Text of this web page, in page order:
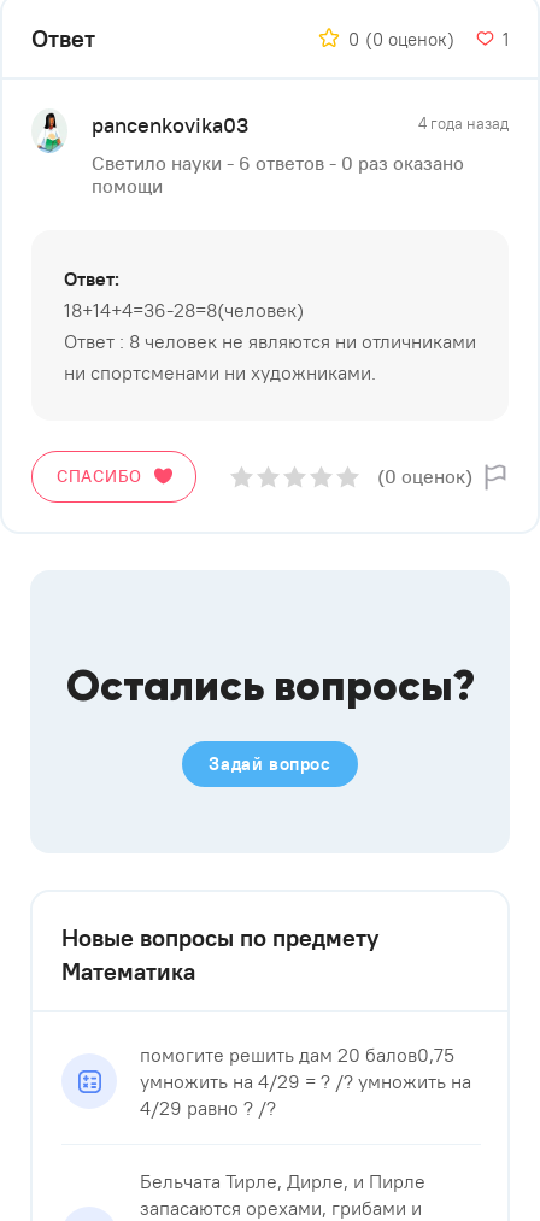
Ответ 0 (0 оценок) 1
pancenkovika03 4 года назад
Светило науки - 6 ответов - 0 раз оказано
помощи
Ответ:
18+14+4=36-28=8(человек)
Ответ : 8 человек не являются ни отличниками
ни спортсменами ни художниками.
СПАСИБО (0 оценок)
Остались вопросы?
Задай вопрос
Новые вопросы по предмету
Математика
помогите решить дам 20 балов0,75
умножить на 4/29 = ? /? умножить на
4/29 равно ? /?
Бельчата Тирле, Дирле, и Пирле
запасаются орехами, грибами и